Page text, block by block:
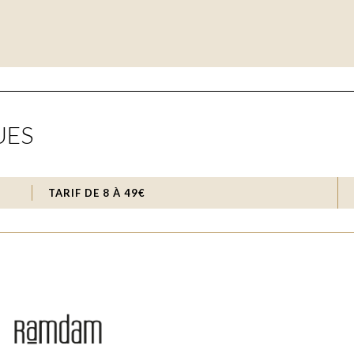
« Dolci silvestri orrori… Ah! Che sento… Non lasciarmi in
… Era felice un dì … Sì bel contento in giubilo »
TARIF DE 8 À 49€